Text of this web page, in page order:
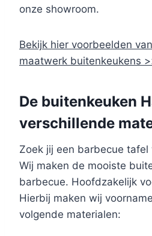
onze showroom.
Bekijk hier voorbeelden
maatwerk buitenkeukens
De buitenkeuken
verschillende
Zoek jij een barbecue tafel
Wij maken de mooiste
barbecue. Hoofdzakelijk
Hierbij maken wij
volgende materialen: